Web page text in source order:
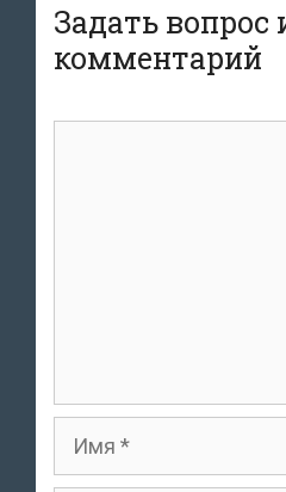
Задать вопрос
комментарий
Имя